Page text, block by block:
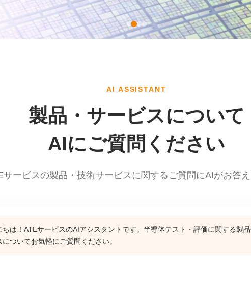
AI ASSISTANT
製品・サービスについて
AIにご質問ください
サービスの製品・技術サービスに関するご質問にAIがお答え
ちは！ATEサービスのAIアシスタントです。半導体テスト・評価に関する製
についてお気軽にご質問ください。